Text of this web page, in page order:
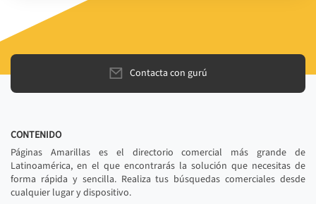
Contacta con gurú
CONTENIDO
Páginas Amarillas es el directorio comercial más grande de
Latinoamérica, en el que encontrarás la solución que necesitas de
forma rápida y sencilla. Realiza tus búsquedas comerciales desde
cualquier lugar y dispositivo.